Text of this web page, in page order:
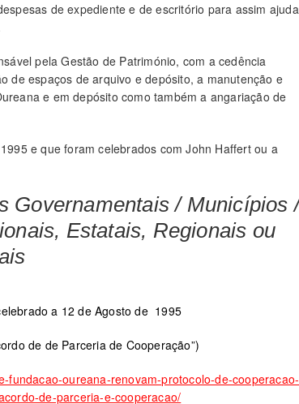
de expediente e de escritório para assim
pela Gestão de Património, com a cedência
de espaços de arquivo e depósito, a manutenção e
e em depósito como também a angariação de
e que foram celebrados com John Haffert ou a
Governamentais / Municípios /
Estatais, Regionais ou
a 12 de Agosto de 1995
de de Parceria de Cooperação”)
fundacao-oureana-renovam-protocolo-de-cooperacao-
de-parceria-e-cooperacao/